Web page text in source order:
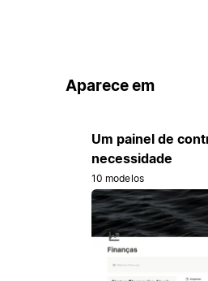
Aparece em
Um painel de
necessidade
10 modelos